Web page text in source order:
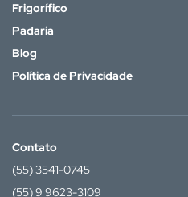
Frigorífico
Padaria
Blog
Política de Privacidade
Contato
(55) 3541-0745
(55) 9 9623-3109